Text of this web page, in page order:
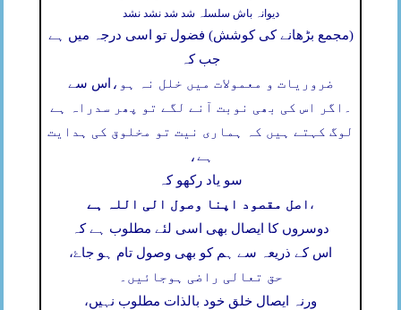
دیوانہ باش سلسلہ شد شد نشد نشد
(مجمع بڑھانے کی کوشش) فضول تو اسی درجہ میں ہے
جب کہ
اس سے ضروریات و معمولات میں خلل نہ ہو،
اگر اس کی بھی نوبت آنے لگے تو پھر سدراہ ہے
لوگ کہتے ہیں کہ ہماری نیت تو مخلوق کی ہدایت
ہے،
سو یاد رکھو کہ
اصل مقصود اپنا وصول الی اللہ ہے ،
دوسروں کا ایصال بھی اسی لئے مطلوب ہے کہ
اس کے ذریعہ سے ہم کو بھی وصول تام ہو جاۓ،
حق تعالی راضی ہوجائیں۔
ورنہ ایصال خلق خود بالذات مطلوب نہیں،